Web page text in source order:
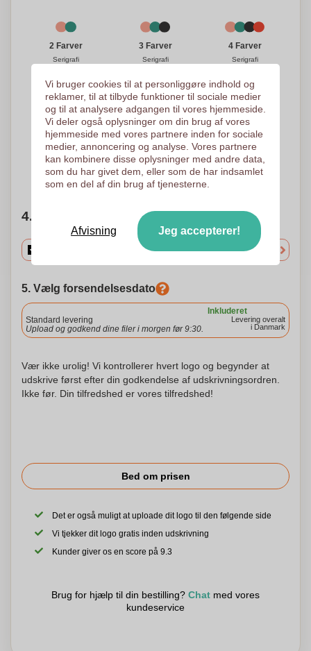
2 Farver
Serigrafi
3 Farver
Serigrafi
4 Farver
Serigrafi
Quadrichromia -
Processen
Digital overførsel
210 x 180 mm
1 Farve
Sérigrafisk overførsel
210 x 180 mm
Brug for hjælp?Hjælp mig med at vælge
4. Vælg mængden
5. Vælg forsendelsesdato
Inkluderet
Standard levering
Upload og godkend dine filer i morgen før 9:30.
Levering overalt
i Danmark
Vær ikke urolig! Vi kontrollerer hvert logo og begynder at
udskrive først efter din godkendelse af udskrivningsordren.
Ikke før. Din tilfredshed er vores tilfredshed!
Bed om prisen
Det er også muligt at uploade dit logo til den følgende side
Vi tjekker dit logo gratis inden udskrivning
Kunder giver os en score på 9.3
Brug for hjælp til din bestilling? Chat med vores
kundeservice
Vi bruger cookies til at personliggøre indhold og
reklamer, til at tilbyde funktioner til sociale medier
og til at analysere adgangen til vores hjemmeside.
Vi deler også oplysninger om din brug af vores
hjemmeside med vores partnere inden for sociale
medier, annoncering og analyse. Vores partnere
kan kombinere disse oplysninger med andre data,
som du har givet dem, eller som de har indsamlet
som en del af din brug af tjenesterne.
Afvisning Jeg accepterer!